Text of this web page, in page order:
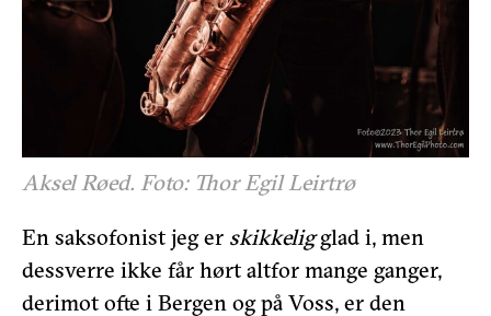
Aksel Røed. Foto: Thor Egil Leirtrø
En saksofonist jeg er skikkeligglad i, men
dessverre ikke får hørt altfor mange ganger,
derimot ofte i Bergen og på Voss, er den